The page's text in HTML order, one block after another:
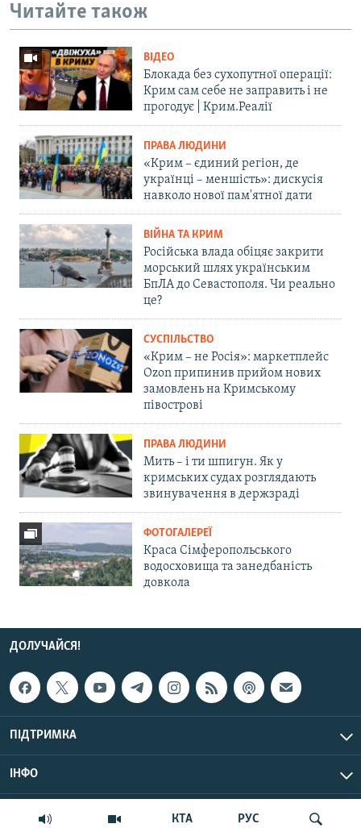
КТА РУС
Читайте також
ВІДЕО
Блокада без сухопутної операції:
Крим сам себе не заправить і не
прогодує | Крим.Реалії
ПРАВА ЛЮДИНИ
«Крим – єдиний регіон, де
українці – меншість»: дискусія
навколо нової пам'ятної дати
ВІЙНА ТА КРИМ
Російська влада обіцяє закрити
морський шлях українським
БпЛА до Севастополя. Чи реально
це?
СУСПІЛЬСТВО
«Крим – не Росія»: маркетплейс
Ozon припинив прийом нових
замовлень на Кримському
півострові
ПРАВА ЛЮДИНИ
Мить – і ти шпигун. Як у
кримських судах розглядають
звинувачення в держзраді
ФОТОГАЛЕРЕЇ
Краса Сімферопольського
водосховища та занедбаність
довкола
ДОЛУЧАЙСЯ!
ПІДТРИМКА
ІНФО
© Крим.Реалії, 2026 | Усі права застережено.